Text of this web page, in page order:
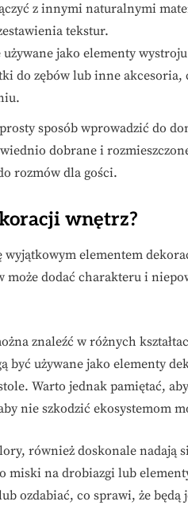
z innymi naturalnymi
tekstur.
używane jako elementy
do zębów lub inne akcesoria,
sposób wprowadzić do
dobrane i
rozmów dla gości.
wnętrz?
elementem
dodać charakteru i
znaleźć w różnych
być używane jako elementy
Warto jednak pamiętać,
nie szkodzić ekosystemom
również doskonale nadają
miski na drobiazgi lub
ozdabiać, co sprawi, że będą